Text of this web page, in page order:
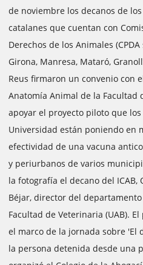
de noviembre los decanos de
catalanes que cuentan con
Derechos de los Animales
Girona, Manresa, Mataró,
Reus firmaron un convenio con
Anatomía Animal de la Facultad
apoyar el proyecto piloto que
Universidad están poniendo en
efectividad de una vacuna
y periurbanos de varios
la fotografía el decano del ICAB,
Béjar, director del
Facultad de Veterinaria (UAB).
el marco de la jornada sobre 'El
la persona detenida desde una